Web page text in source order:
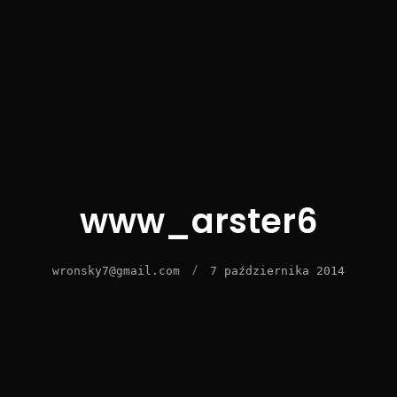
www_arster6
wronsky7@gmail.com / 7 października 2014